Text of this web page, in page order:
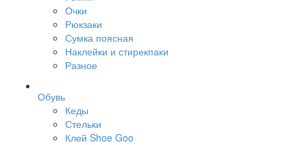
Очки
Рюкзаки
Сумка поясная
Наклейки и стирекпаки
Разное
Обувь
Кеды
Стельки
Клей Shoe Goo